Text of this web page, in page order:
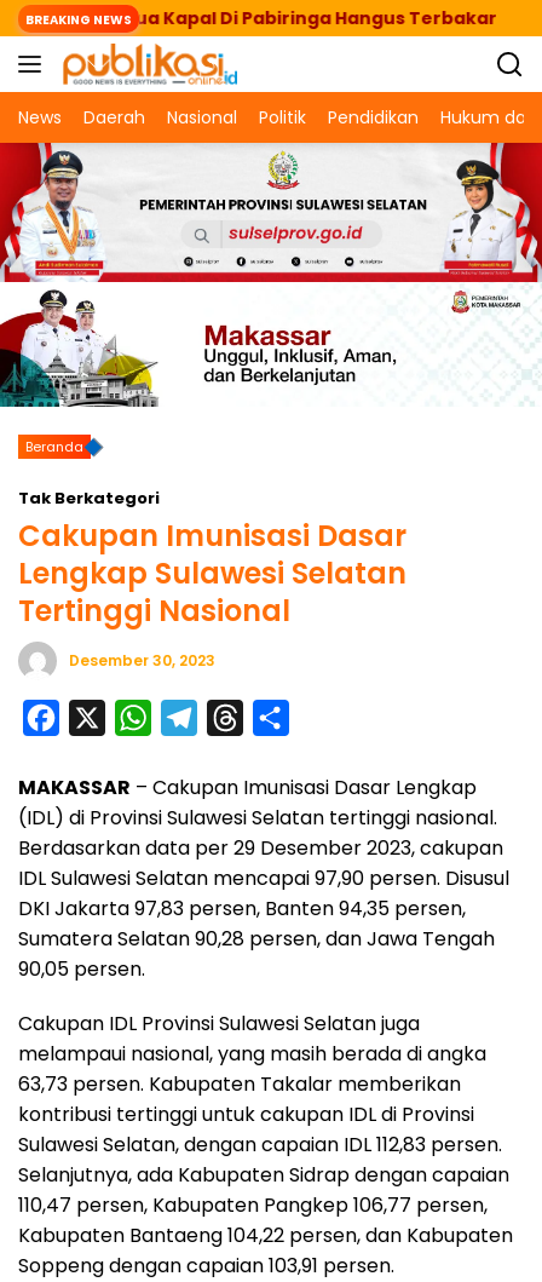
Langsung
ke
konten
BREAKING NEWSDua Kapal Di Pabiringa Hangus Terbakar
News Daerah Nasional Politik Pendidikan Hukum dan
Beranda
Tak Berkategori
Cakupan Imunisasi Dasar
Lengkap Sulawesi Selatan
Tertinggi Nasional
Desember 30, 2023
c
e
b
o
o
k
W
a
t
s
A
p
l
e
g
r
a
r
e
a
d
s
a
r
e
MAKASSAR – Cakupan Imunisasi Dasar Lengkap
(IDL) di Provinsi Sulawesi Selatan tertinggi nasional.
Berdasarkan data per 29 Desember 2023, cakupan
IDL Sulawesi Selatan mencapai 97,90 persen. Disusul
DKI Jakarta 97,83 persen, Banten 94,35 persen,
Sumatera Selatan 90,28 persen, dan Jawa Tengah
90,05 persen.
Cakupan IDL Provinsi Sulawesi Selatan juga
melampaui nasional, yang masih berada di angka
63,73 persen. Kabupaten Takalar memberikan
kontribusi tertinggi untuk cakupan IDL di Provinsi
Sulawesi Selatan, dengan capaian IDL 112,83 persen.
Selanjutnya, ada Kabupaten Sidrap dengan capaian
110,47 persen, Kabupaten Pangkep 106,77 persen,
Kabupaten Bantaeng 104,22 persen, dan Kabupaten
Soppeng dengan capaian 103,91 persen.